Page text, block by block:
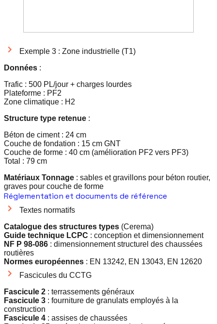
Exemple 3 : Zone industrielle (T1)
Données :
Trafic : 500 PL/jour + charges lourdes
Plateforme : PF2
Zone climatique : H2
Structure type retenue :
Béton de ciment : 24 cm
Couche de fondation : 15 cm GNT
Couche de forme : 40 cm (amélioration PF2 vers PF3)
Total : 79 cm
Matériaux Tonnage : sables et gravillons pour béton routier,
graves pour couche de forme
Réglementation et documents de référence
Textes normatifs
Catalogue des structures types (Cerema)
Guide technique LCPC : conception et dimensionnement
NF P 98-086 : dimensionnement structurel des chaussées
routières
Normes européennes : EN 13242, EN 13043, EN 12620
Fascicules du CCTG
Fascicule 2 : terrassements généraux
Fascicule 3 : fourniture de granulats employés à la
construction
Fascicule 4 : assises de chaussées